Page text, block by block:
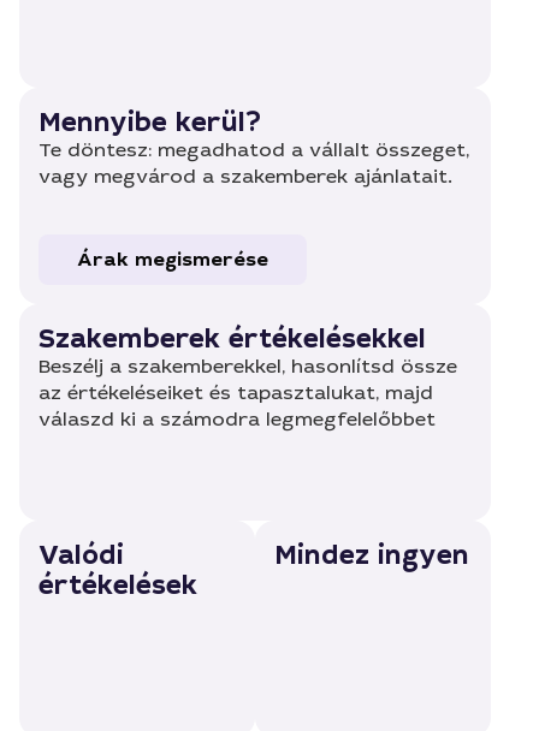
Mennyibe kerül?
Te döntesz: megadhatod a vállalt összeget,
vagy megvárod a szakemberek ajánlatait.
Árak megismerése
Szakemberek értékelésekkel
Beszélj a szakemberekkel, hasonlítsd össze
az értékeléseiket és tapasztalukat, majd
válaszd ki a számodra legmegfelelőbbet
Valódi
értékelések
Mindez ingyen